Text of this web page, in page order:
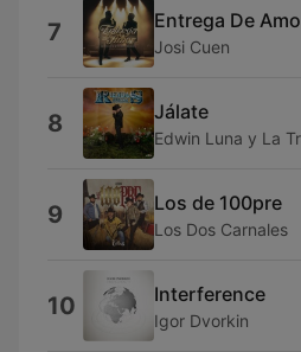
7 Entrega De
Josi Cuen
8 Jálate
Edwin Luna y La
9 Los de 100pre
Los Dos Carnales
10 Interference
Igor Dvorkin